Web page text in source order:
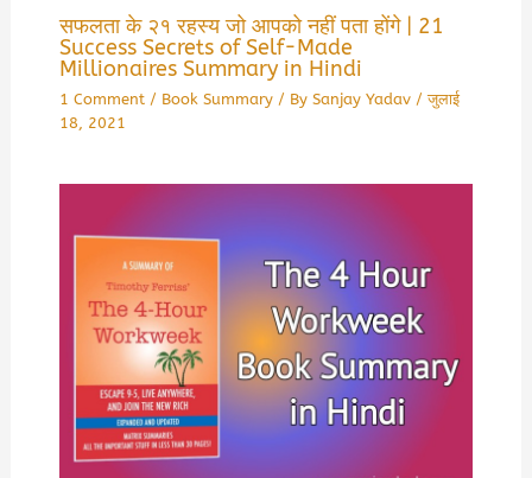
सफलता के २१ रहस्य जो आपको नहीं पता होंगे | 21
Success Secrets of Self-Made
Millionaires Summary in Hindi
1 Comment / Book Summary/ By Sanjay Yadav /जुलाई
18, 2021